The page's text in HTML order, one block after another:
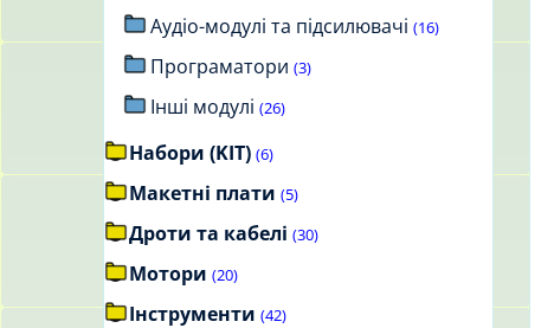
Аудіо-модулі та підсилювачі (16)
Програматори (3)
Інші модулі (26)
Набори (KIT) (6)
Макетні плати (5)
Дроти та кабелі (30)
Мотори (20)
Інструменти (42)